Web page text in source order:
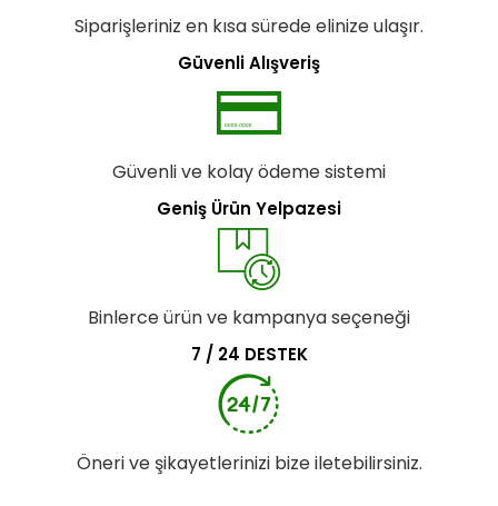
Siparişleriniz en kısa sürede elinize ulaşır.
Güvenli Alışveriş
Güvenli ve kolay ödeme sistemi
Geniş Ürün Yelpazesi
Binlerce ürün ve kampanya seçeneği
7 / 24 DESTEK
Öneri ve şikayetlerinizi bize iletebilirsiniz.